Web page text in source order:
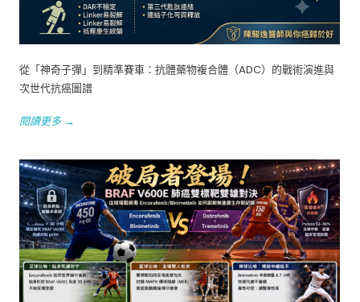
從「神奇子彈」到精準賽車：抗體藥物複合體（ADC）的戰術演進與
次世代抗癌圖譜
閱讀更多 →